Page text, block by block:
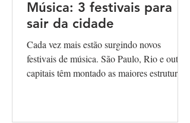
Música: 3 festivais para
sair da cidade
Cada vez mais estão surgindo novos
festivais de música. São Paulo, Rio e outras
capitais têm montado as maiores estruturas